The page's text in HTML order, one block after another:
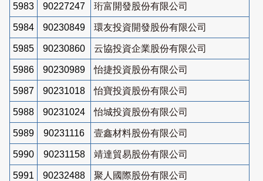
5983 90227247 珩富開發股份有限公司
5984 90230849 環友投資開發股份有限公司
5985 90230860 云協投資企業股份有限公司
5986 90230989 怡捷投資股份有限公司
5987 90231018 怡寶投資股份有限公司
5988 90231024 怡城投資股份有限公司
5989 90231116 壹鑫材料股份有限公司
5990 90231158 靖達貿易股份有限公司
5991 90232488 聚人國際股份有限公司